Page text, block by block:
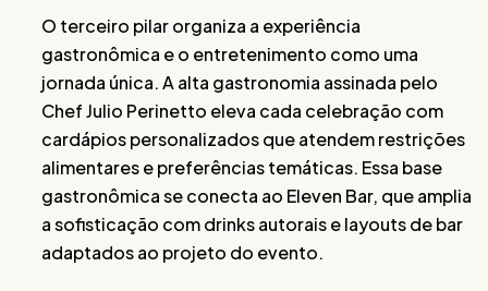
O terceiro pilar organiza a experiência
gastronômica e o entretenimento como uma
jornada única. A alta gastronomia assinada pelo
Chef Julio Perinetto eleva cada celebração com
cardápios personalizados que atendem restrições
alimentares e preferências temáticas. Essa base
gastronômica se conecta ao Eleven Bar, que amplia
a sofisticação com drinks autorais e layouts de bar
adaptados ao projeto do evento.